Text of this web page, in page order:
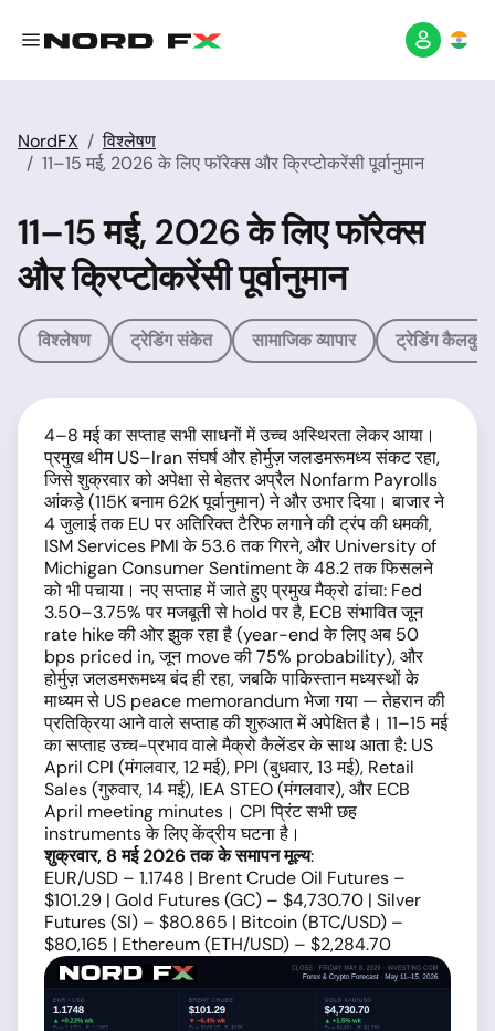
NordFX
विश्लेषण
11–15 मई, 2026 के लिए फॉरेक्स और क्रिप्टोकरेंसी पूर्वानुमान
11–15 मई, 2026 के लिए फॉरेक्स
और क्रिप्टोकरेंसी पूर्वानुमान
विश्लेषण ट्रेडिंग संकेत सामाजिक व्यापार ट्रेडिंग
4–8 मई का सप्ताह सभी साधनों में उच्च अस्थिरता लेकर आया।
प्रमुख थीम US–Iran संघर्ष और होर्मुज़ जलडमरूमध्य संकट रहा,
जिसे शुक्रवार को अपेक्षा से बेहतर अप्रैल Nonfarm Payrolls
आंकड़े (115K बनाम 62K पूर्वानुमान) ने और उभार दिया। बाजार ने
4 जुलाई तक EU पर अतिरिक्त टैरिफ लगाने की ट्रंप की धमकी,
ISM Services PMI के 53.6 तक गिरने, और University of
Michigan Consumer Sentiment के 48.2 तक फिसलने
को भी पचाया। नए सप्ताह में जाते हुए प्रमुख मैक्रो ढांचा: Fed
3.50–3.75% पर मजबूती से hold पर है, ECB संभावित जून
rate hike की ओर झुक रहा है (year-end के लिए अब 50
bps priced in, जून move की 75% probability), और
होर्मुज़ जलडमरूमध्य बंद ही रहा, जबकि पाकिस्तान मध्यस्थों के
माध्यम से US peace memorandum भेजा गया — तेहरान की
प्रतिक्रिया आने वाले सप्ताह की शुरुआत में अपेक्षित है। 11–15 मई
का सप्ताह उच्च-प्रभाव वाले मैक्रो कैलेंडर के साथ आता है: US
April CPI (मंगलवार, 12 मई), PPI (बुधवार, 13 मई), Retail
Sales (गुरुवार, 14 मई), IEA STEO (मंगलवार), और ECB
April meeting minutes। CPI प्रिंट सभी छह
instruments के लिए केंद्रीय घटना है।
शुक्रवार, 8 मई 2026 तक के समापन मूल्य:
EUR/USD – 1.1748 | Brent Crude Oil Futures –
$101.29 | Gold Futures (GC) – $4,730.70 | Silver
Futures (SI) – $80.865 | Bitcoin (BTC/USD) –
$80,165 | Ethereum (ETH/USD) – $2,284.70